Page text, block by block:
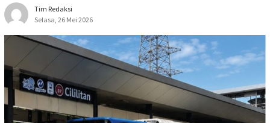
Tim Redaksi
Selasa, 26 Mei 2026